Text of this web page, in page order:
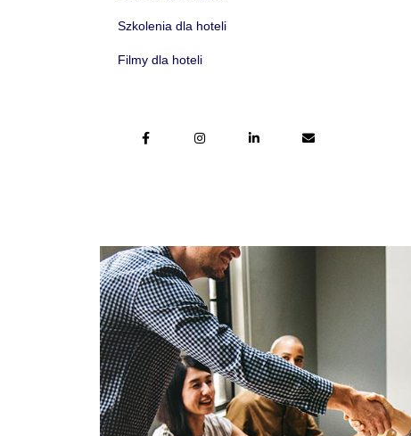
Szkolenia dla hoteli
Filmy dla hoteli